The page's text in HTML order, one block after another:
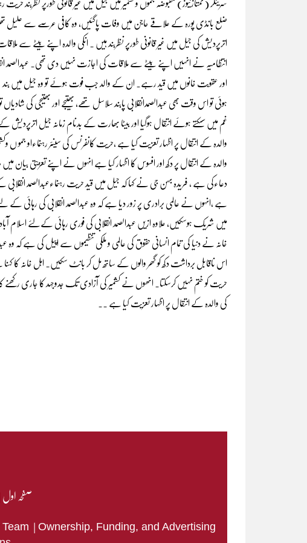
ضلع بانڈی پورہ کے علاقے حاجن میں وفات پاگئیں، وہ کافی عرصے سے علیل
اترپردیش کی جیل میں غیر قانونی طورپر نظربند ہیں ۔ انکی والدہ اپنے بیٹے
اور عقوبت خانوں میں قید رہے۔ ان کے والد جب فوت ہوئے تو وہ جیل میں
ہوئی تو اس وقت بھی عبدالصمدانقلابی پابند سلاسل تھے, بھتیجے اور بھتیجی
غم میں سسکتے ہوئے انتقال ہوگیا اور بیٹا بھارت کے بدنام زمانہ جیل
والدہ کے انتقال پر اظہار تعزیت کیا ہے ،حریت کانفرنس کی سینئر رہنماءاو جمو
والدہ کے انتقال پر دکھ اور افسوس کا اظہار کیا ہے انہوں نے اپنے تعزیتی
دعاءکی ہے ، فریدہ بہن جی نے کہا کہ جیل میں قید حریت رہنماءعبدالصمد
ہے ،انہوں نے عالمی برادری پر زور دیا ہے کہ وہ عبدالصمد انقلابی کی رہائی کے
میں شریک ہوسکیں، علاوہ ازیں عبدالصمد انقلابی کی فوری رہائی کےلئے اسلام آباد
خانہ نے دنیا کی تمام انسانی حقوق کی عالمی و ملکی تنظیموں سے اپیل کی ہے کہ
اس ناقابل برداشت دکھ کو گھر والوں کے ساتھ مل کر بانٹ سکیں۔ اہل خانہ
حریت کو ختم نہیں کرسکتا۔ انھوں نے کشمیر کی آزادی تک جدوجہد کا جاری
کی والدہ کے انتقال پر اظہار تعزیت کیا ہے ۔۔
صفحہ اول
| Ownership, Funding, and Advertising